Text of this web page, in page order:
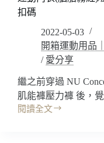
提
臀
我
的
百
扣碼
2022-05-03
開箱運動用品
/ 愛分享
繼之前穿過 NU
肌能褲壓力褲 後，
閱讀全文
開